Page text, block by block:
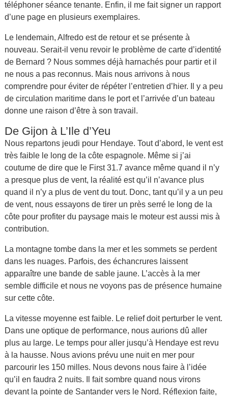
téléphoner séance tenante. Enfin, il me fait signer un rapport
d’une page en plusieurs exemplaires.
Le lendemain, Alfredo est de retour et se présente à
nouveau. Serait-il venu revoir le problème de carte d’identité
de Bernard ? Nous sommes déjà harnachés pour partir et il
ne nous a pas reconnus. Mais nous arrivons à nous
comprendre pour éviter de répéter l’entretien d’hier. Il y a peu
de circulation maritime dans le port et l’arrivée d’un bateau
donne une raison d’être à son travail.
De Gijon à L’Ile d’Yeu
Nous repartons jeudi pour Hendaye. Tout d’abord, le vent est
très faible le long de la côte espagnole. Même si j’ai
coutume de dire que le First 31.7 avance même quand il n’y
a presque plus de vent, la réalité est qu’il n’avance plus
quand il n’y a plus de vent du tout. Donc, tant qu’il y a un peu
de vent, nous essayons de tirer un près serré le long de la
côte pour profiter du paysage mais le moteur est aussi mis à
contribution.
La montagne tombe dans la mer et les sommets se perdent
dans les nuages. Parfois, des échancrures laissent
apparaître une bande de sable jaune. L’accès à la mer
semble difficile et nous ne voyons pas de présence humaine
sur cette côte.
La vitesse moyenne est faible. Le relief doit perturber le vent.
Dans une optique de performance, nous aurions dû aller
plus au large. Le temps pour aller jusqu’à Hendaye est revu
à la hausse. Nous avions prévu une nuit en mer pour
parcourir les 150 milles. Nous devons nous faire à l’idée
qu’il en faudra 2 nuits. Il fait sombre quand nous virons
devant la pointe de Santander vers le Nord. Réflexion faite,